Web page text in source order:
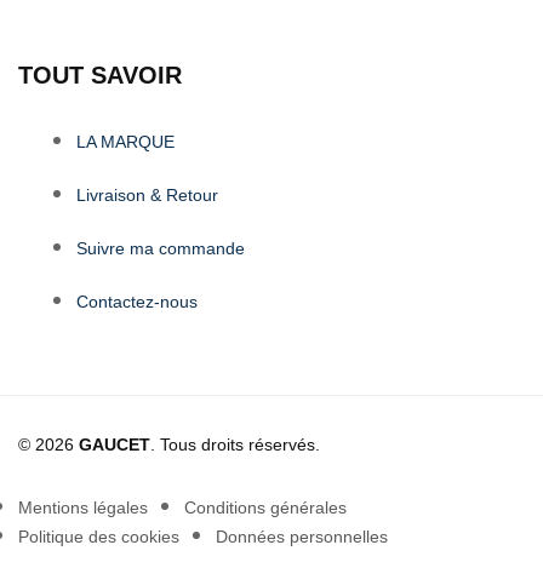
TOUT SAVOIR
LA MARQUE
Livraison & Retour
Suivre ma commande
Contactez-nous
© 2026 GAUCET . Tous droits réservés.
Mentions légales
Conditions générales
Politique des cookies
Données personnelles